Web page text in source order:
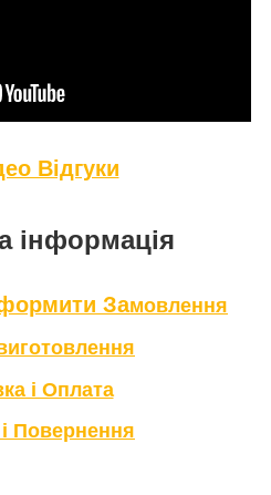
Відгуки
інформація
Замовлення
иготовлення
і Оплата
і Повернення